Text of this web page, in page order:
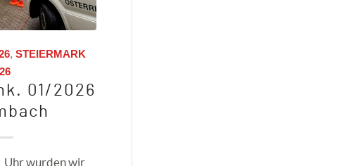
,STEIERMARK
01/2026
Uhr wurden wir